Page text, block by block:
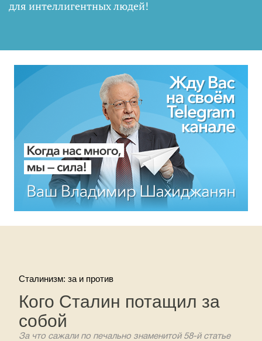
для интеллигентных людей!
Сталинизм: за и против
Кого Сталин потащил за
собой
За что сажали по печально знаменитой 58-й статье